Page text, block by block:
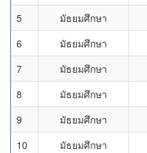
5
มัธยมศึกษา
6
มัธยมศึกษา
7
มัธยมศึกษา
8
มัธยมศึกษา
9
มัธยมศึกษา
10
มัธยมศึกษา